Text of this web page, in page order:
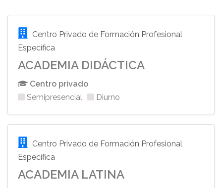
Centro Privado de Formación Profesional
Específica
ACADEMIA DIDÁCTICA
Centro privado
Semipresencial
Diurno
Centro Privado de Formación Profesional
Específica
ACADEMIA LATINA